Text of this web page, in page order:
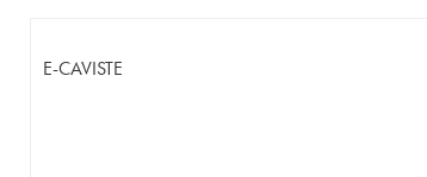
E-CAVISTE